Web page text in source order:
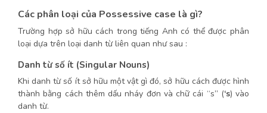
Các phân loại của Possessive case là gì?
Trường hợp sở hữu cách trong tiếng Anh có thể được phân
loại dựa trên loại danh từ liên quan như sau :
Danh từ số ít (Singular Nouns)
Khi danh từ số ít sở hữu một vật gì đó, sở hữu cách được hình
thành bằng cách thêm dấu nháy đơn và chữ cái “s” (‘s) vào
danh từ.